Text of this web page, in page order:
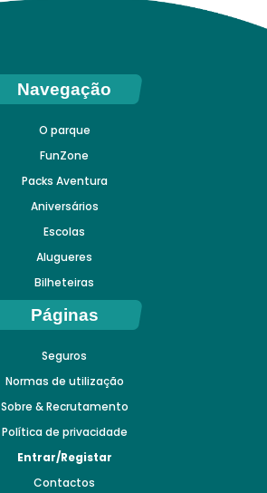
Navegação
O parque
FunZone
Packs Aventura
Aniversários
Escolas
Alugueres
Bilheteiras
Páginas
Seguros
Normas de utilização
Sobre & Recrutamento
Política de privacidade
Entrar/Registar
Contactos